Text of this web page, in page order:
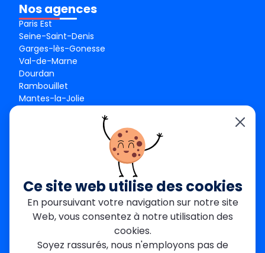
Nos agences
Paris Est
Seine-Saint-Denis
Garges-lès-Gonesse
Val-de-Marne
Dourdan
Rambouillet
Mantes-la-Jolie
contact@metallerie-grand-paris.com
46 bis Av. du Maine, 75015 Paris
Mentions légales
Politique De Confidentialité
Cookies
Ce site web utilise des cookies
En poursuivant votre navigation sur notre site
Web, vous consentez à notre utilisation des
cookies.
Soyez rassurés, nous n'employons pas de